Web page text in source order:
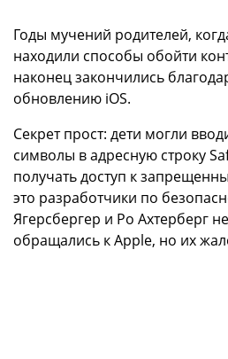
Годы мучений родителей,
находили способы обойти
наконец закончились
обновлению iOS.
Секрет прост: дети могли
символы в адресную строку
получать доступ к
это разработчики по
Ягерсбергер и Ро Ахтерберг
обращались к Apple, но их